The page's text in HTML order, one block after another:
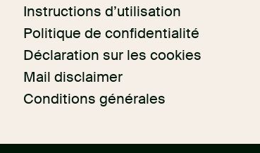
Instructions d’utilisation
Politique de confidentialité
Déclaration sur les cookies
Mail disclaimer
Conditions générales